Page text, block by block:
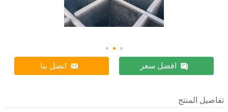
افضل سعر اتصل بنا
تفاصيل المنتج